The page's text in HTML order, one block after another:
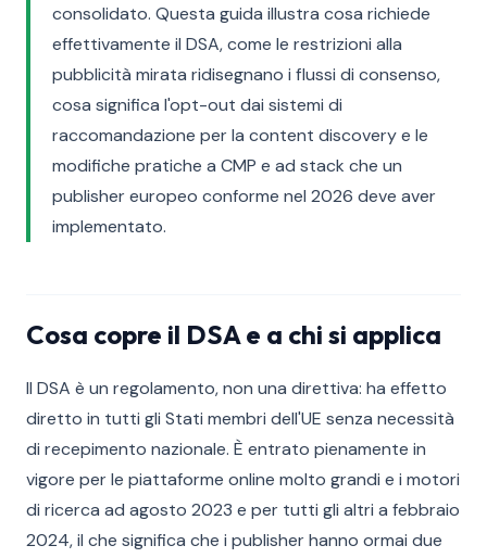
consolidato. Questa guida illustra cosa richiede
effettivamente il DSA, come le restrizioni alla
pubblicità mirata ridisegnano i flussi di consenso,
cosa significa l'opt-out dai sistemi di
raccomandazione per la content discovery e le
modifiche pratiche a CMP e ad stack che un
publisher europeo conforme nel 2026 deve aver
implementato.
Cosa copre il DSA e a chi si applica
Il DSA è un regolamento, non una direttiva: ha effetto
diretto in tutti gli Stati membri dell'UE senza necessità
di recepimento nazionale. È entrato pienamente in
vigore per le piattaforme online molto grandi e i motori
di ricerca ad agosto 2023 e per tutti gli altri a febbraio
2024, il che significa che i publisher hanno ormai due